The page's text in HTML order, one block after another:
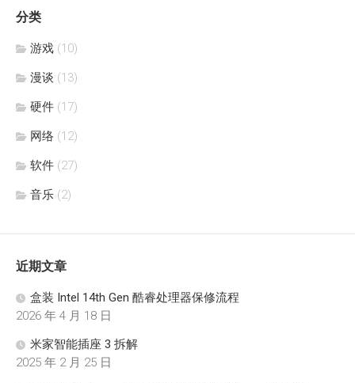
分类
游戏 (10)
漫谈 (13)
硬件 (17)
网络 (12)
软件 (27)
音乐 (2)
近期文章
盒装 Intel 14th Gen 酷睿处理器保修流程
2026 年 4 月 18 日
米家智能插座 3 拆解
2025 年 2 月 25 日